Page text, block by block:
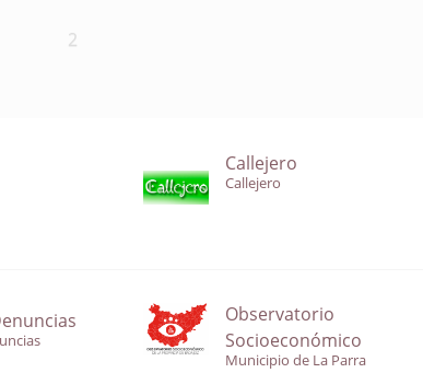
2
Callejero
Callejero
Observatorio
Socioeconómico
Municipio de La Parra